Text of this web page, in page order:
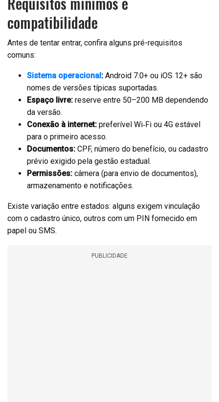
compatibilidade
Antes de tentar entrar, confira alguns pré-requisitos
comuns:
Sistema operacional : Android 7.0+ ou iOS 12+ são
nomes de versões típicas suportadas.
Espaço livre: reserve entre 50–200 MB dependendo
da versão.
Conexão à internet: preferível Wi‑Fi ou 4G estável
para o primeiro acesso.
Documentos: CPF, número do benefício, ou cadastro
prévio exigido pela gestão estadual.
Permissões: câmera (para envio de documentos),
armazenamento e notificações.
Existe variação entre estados: alguns exigem vinculação
com o cadastro único, outros com um PIN fornecido em
papel ou SMS.
PUBLICIDADE